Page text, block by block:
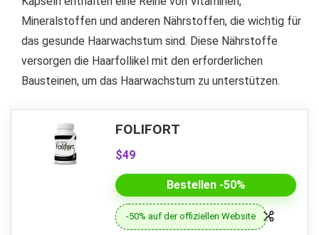
Mineralstoffen und anderen Nährstoffen, die wichtig für
das gesunde Haarwachstum sind. Diese Nährstoffe
versorgen die Haarfollikel mit den erforderlichen
Bausteinen, um das Haarwachstum zu unterstützen.
FOLIFORT
$49
Bestellen -50%
-50% auf der offiziellen Website